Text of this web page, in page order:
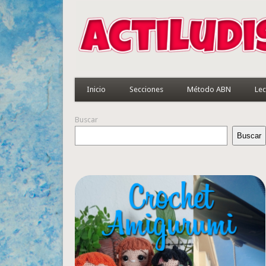
Inicio Secciones Método ABN
Buscar
Buscar